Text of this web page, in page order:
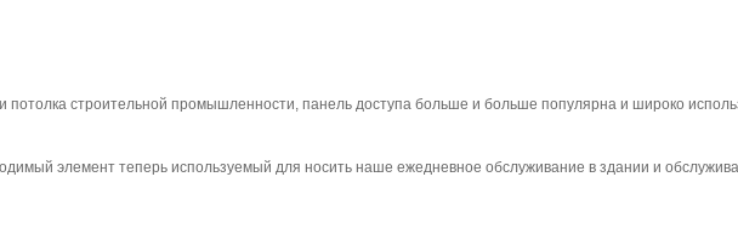
потолка строительной промышленности, панель доступа больше и больше популярна и широко
элемент теперь используемый для носить наше ежедневное обслуживание в здании и